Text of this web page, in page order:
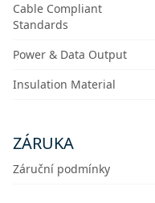
Cable Compliant
Standards
Power & Data Output
Insulation Material
ZÁRUKA
Záruční podmínky